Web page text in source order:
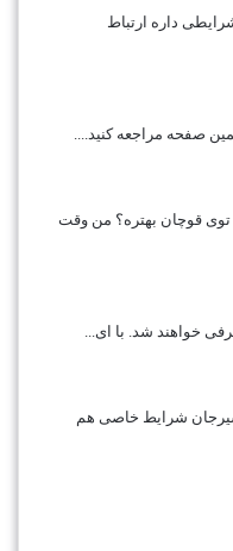
داره ارتباط
صفحه مراجعه کنید....
قوچان بهتره؟ من وقت
خواهند شد. با ای...
سیرجان شرایط خاصی هم